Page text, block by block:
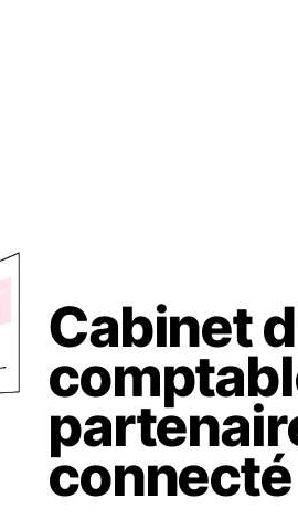
Cabinet